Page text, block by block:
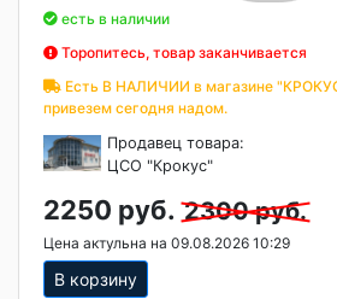
есть в наличии
Торопитесь, товар заканчивается
Есть В НАЛИЧИИ в магазине
привезем сегодня надом.
Продавец товара:
ЦСО "Крокус"
2250 руб. 2300 руб.
Цена актульна на 09.08.2026 10:29
В корзину